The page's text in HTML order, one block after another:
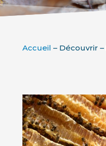
Accueil – Découvrir –